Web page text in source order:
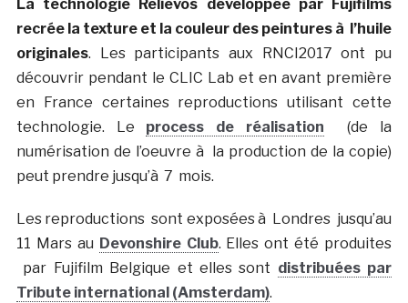
La technologie Relievos développée par Fujifilms
recrée la texture et la couleur des peintures à l’huile
originales. Les participants aux RNCI2017 ont pu
découvrir pendant le CLIC Lab et en avant première
en France certaines reproductions utilisant cette
technologie. Le process de réalisation (de la
numérisation de l’oeuvre à la production de la copie)
peut prendre jusqu’à 7 mois.
Les reproductions sont exposées à Londres jusqu’au
11 Mars au Devonshire Club. Elles ont été produites
par Fujifilm Belgique et elles sont distribuées par
Tribute international (Amsterdam).